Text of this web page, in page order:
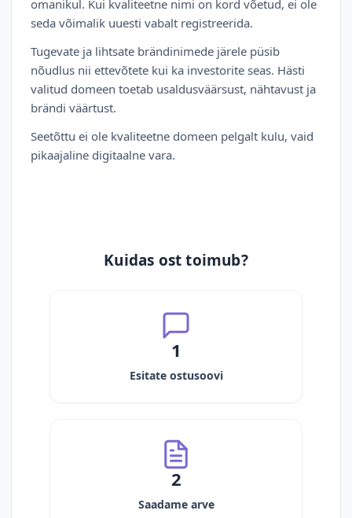
omanikul. Kui kvaliteetne nimi on kord võetud, ei ole
seda võimalik uuesti vabalt registreerida.
Tugevate ja lihtsate brändinimede järele püsib
nõudlus nii ettevõtete kui ka investorite seas. Hästi
valitud domeen toetab usaldusväärsust, nähtavust ja
brändi väärtust.
Seetõttu ei ole kvaliteetne domeen pelgalt kulu, vaid
pikaajaline digitaalne vara.
Kuidas ost toimub?
1
Esitate ostusoovi
2
Saadame arve